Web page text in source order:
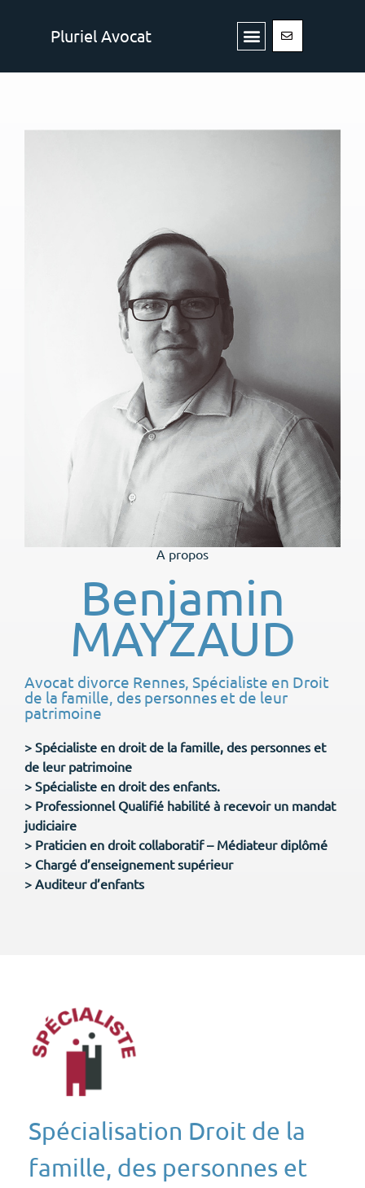
Pluriel Avocat Menu
A propos
Benjamin
MAYZAUD
Avocat divorce Rennes, Spécialiste en Droit
de la famille, des personnes et de leur
patrimoine
> Spécialiste en droit de la famille, des personnes et
de leur patrimoine
> Spécialiste en droit des enfants.
> Professionnel Qualifié habilité à recevoir un mandat
judiciaire
> Praticien en droit collaboratif – Médiateur diplômé
> Chargé d’enseignement supérieur
> Auditeur d’enfants
Spécialisation Droit de la
famille, des personnes et